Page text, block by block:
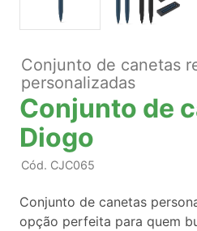
Conjunto de canetas
personalizadas
Conjunto de
Diogo
Cód. CJC065
Conjunto de canetas
opção perfeita para quem